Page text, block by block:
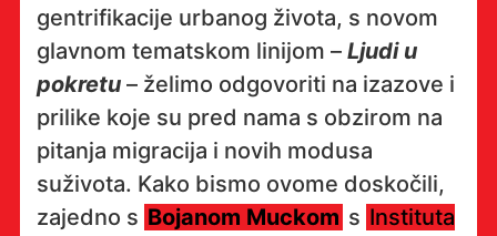
gentrifikacije urbanog života, s novom
glavnom tematskom linijom – Ljudi u
pokretu – želimo odgovoriti na izazove i
prilike koje su pred nama s obzirom na
pitanja migracija i novih modusa
suživota. Kako bismo ovome doskočili,
zajedno s Bojanom Muckom s Instituta